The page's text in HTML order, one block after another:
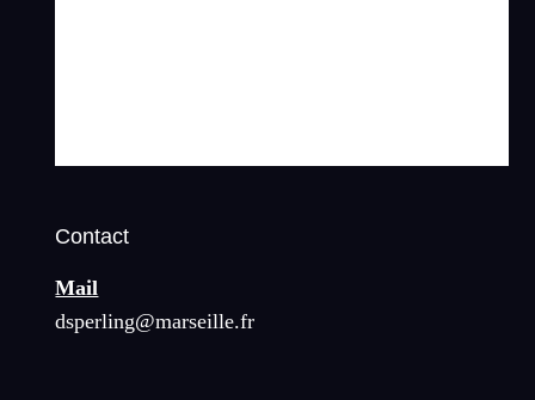
Contact
Mail
dsperling@marseille.fr